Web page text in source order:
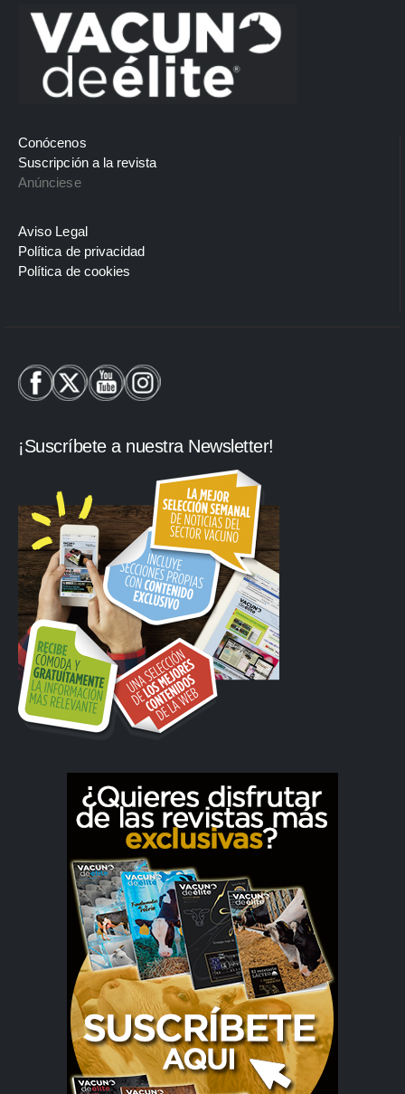
Conócenos
Suscripción a la revista
Anúnciese
Aviso Legal
Política de privacidad
Política de cookies
¡Suscríbete a nuestra Newsletter!